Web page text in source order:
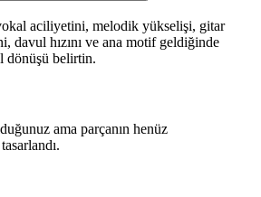
aciliyetini, melodik yükselişi, gitar
davul hızını ve ana motif geldiğinde
dönüşü belirtin.
ama parçanın henüz